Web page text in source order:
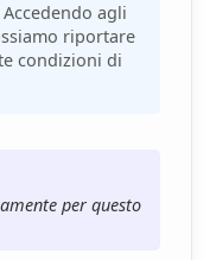
agli
riportare
condizioni di
per questo